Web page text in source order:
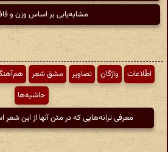
مشابه‌یابی بر اساس وزن و
اطّلاعات واژگان تصاویر مشق شعر
حاشیه‌ها
معرفی ترانه‌هایی که در متن آنها از این